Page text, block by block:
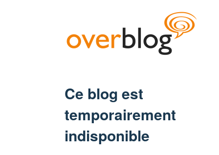
Ce blog est
temporairement
indisponible